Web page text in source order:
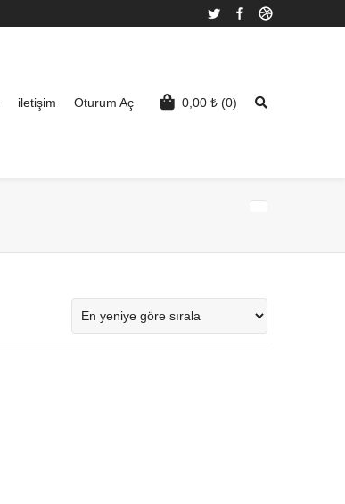
Twitter Facebook
0,00 ₺ (0)
iletişim Oturum Aç